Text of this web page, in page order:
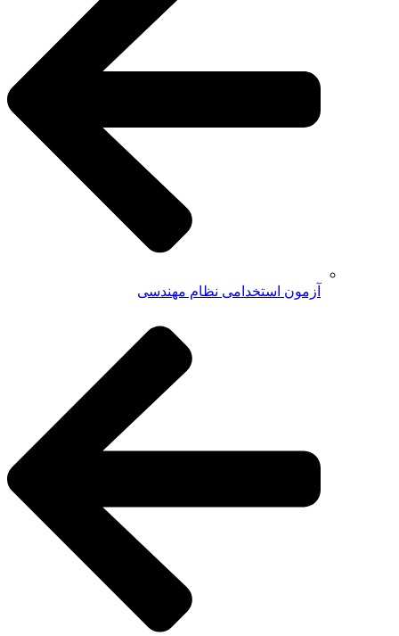
آزمون استخدامی نظام مهندسی